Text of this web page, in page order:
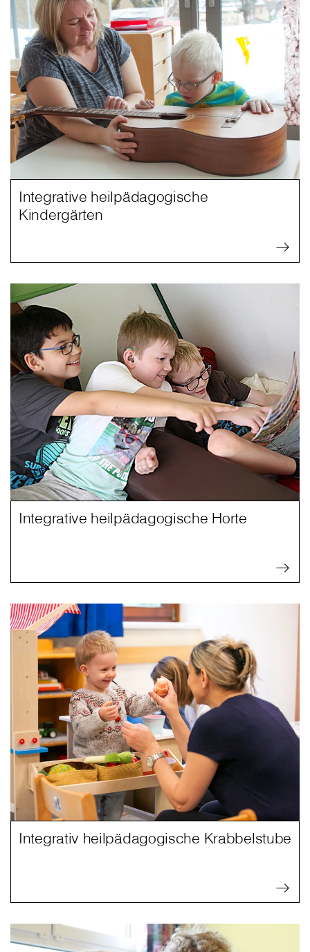
Integrative heilpädagogische
Kindergärten
Integrative heilpädagogische Horte
Integrativ heilpädagogische Krabbelstube